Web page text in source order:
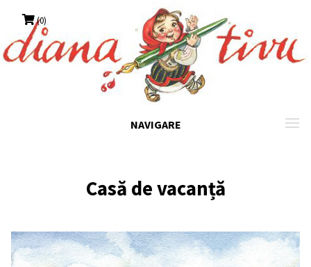
content
(0)
NAVIGARE
Casă de vacanță